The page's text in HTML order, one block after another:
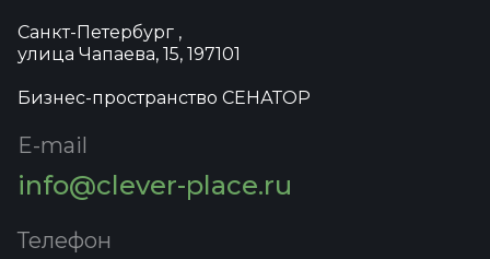
Санкт-Петербург ,
улица Чапаева, 15, 197101
Бизнес-пространство СЕНАТОР
E-mail
info@clever-place.ru
Телефон